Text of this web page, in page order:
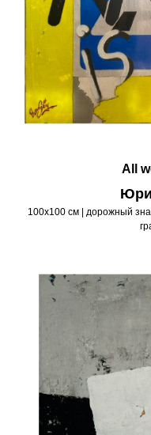
All
100х100 см | дорожный